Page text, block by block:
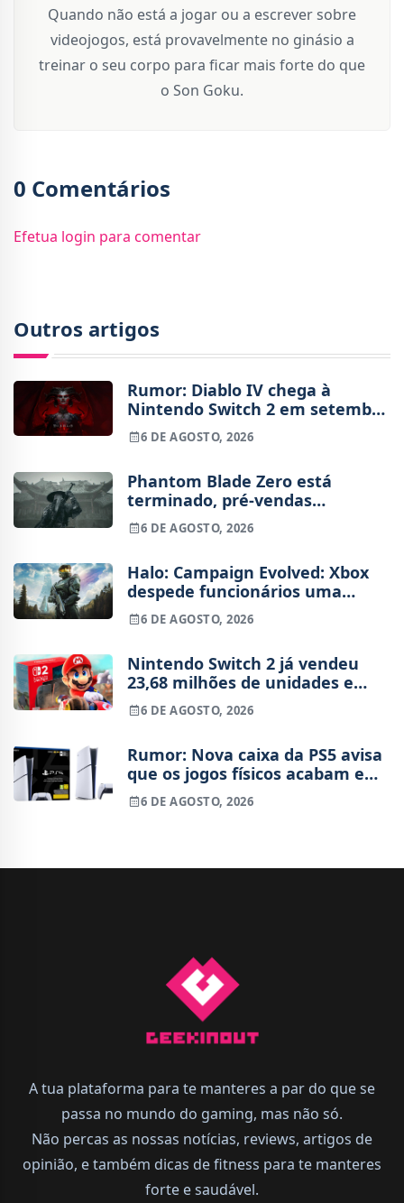
Quando não está a jogar ou a escrever sobre
videojogos, está provavelmente no ginásio a
treinar o seu corpo para ficar mais forte do que
o Son Goku.
0 Comentários
Efetua login para comentar
Outros artigos
Rumor: Diablo IV chega à
Nintendo Switch 2 em setembro
e vai custar o preço de um jogo
novo
6 DE AGOSTO, 2026
Phantom Blade Zero está
terminado, pré-vendas
começam na próxima semana
6 DE AGOSTO, 2026
Halo: Campaign Evolved: Xbox
despede funcionários uma
semana após o lançamento
6 DE AGOSTO, 2026
Nintendo Switch 2 já vendeu
23,68 milhões de unidades e
está 4 milhões à frente da
Switch original no mesmo
6 DE AGOSTO, 2026
Rumor: Nova caixa da PS5 avisa
que os jogos físicos acabam em
2028
6 DE AGOSTO, 2026
A tua plataforma para te manteres a par do que se
passa no mundo do gaming, mas não só.
Não percas as nossas notícias, reviews, artigos de
opinião, e também dicas de fitness para te manteres
forte e saudável.